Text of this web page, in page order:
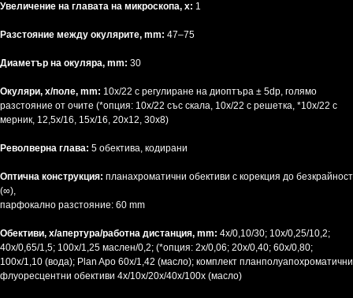
Увеличение на главата на микроскопа, x: 1
Разстояние между окулярите, mm: 47–75
Диаметър на окуляра, mm: 30
Окуляри, x/поле, mm: 10x/22 с регулиране на диоптъра ± 5dp, голямо
разстояние от очите (*опция: 10x/22 със скала, 10x/22 с решетка, *10x/22 с
мерник, 12,5x/16, 15x/16, 20x12, 30x8)
Револверна глава: 5 обектива, кодирани
Оптична конструкция: планахроматични обективи с корекция до безкрайност
(∞),
парфокално разстояние: 60 mm
Обективи, x/апертура/работна дистанция, mm: 4x/0,10/30; 10x/0,25/10,2;
40x/0,65/1,5; 100x/1,25 маслен/0,2; (*опция: 2x/0,06; 20x/0,40; 60x/0,80;
100x/1,10 (вода); Plan Apo 60x/1,42 (масло); комплект планполуапохроматични
флуоресцентни обективи 4x/10x/20x/40x/100x (масло)